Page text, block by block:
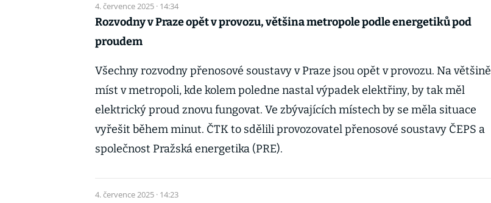
4. července 2025 · 14:34
Rozvodny v Praze opět v provozu, většina metropole podle energetiků pod
proudem
Všechny rozvodny přenosové soustavy v Praze jsou opět v provozu. Na většině
míst v metropoli, kde kolem poledne nastal výpadek elektřiny, by tak měl
elektrický proud znovu fungovat. Ve zbývajících místech by se měla situace
vyřešit během minut. ČTK to sdělili provozovatel přenosové soustavy ČEPS a
společnost Pražská energetika (PRE).
4. července 2025 · 14:23